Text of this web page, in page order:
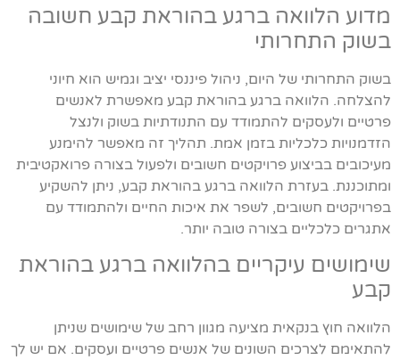
מדוע הלוואה ברגע בהוראת קבע חשובה
בשוק התחרותי
בשוק התחרותי של היום, ניהול פיננסי יציב וגמיש הוא חיוני
להצלחה. הלוואה ברגע בהוראת קבע מאפשרת לאנשים
פרטיים ולעסקים להתמודד עם התנודתיות בשוק ולנצל
הזדמנויות כלכליות בזמן אמת. תהליך זה מאפשר להימנע
מעיכובים בביצוע פרויקטים חשובים ולפעול בצורה פרואקטיבית
ומתוכננת. בעזרת הלוואה ברגע בהוראת קבע, ניתן להשקיע
בפרויקטים חשובים, לשפר את איכות החיים ולהתמודד עם
אתגרים כלכליים בצורה טובה יותר.
שימושים עיקריים בהלוואה ברגע בהוראת
קבע
הלוואה חוץ בנקאית מציעה מגוון רחב של שימושים שניתן
להתאימם לצרכים השונים של אנשים פרטיים ועסקים. אם יש לך